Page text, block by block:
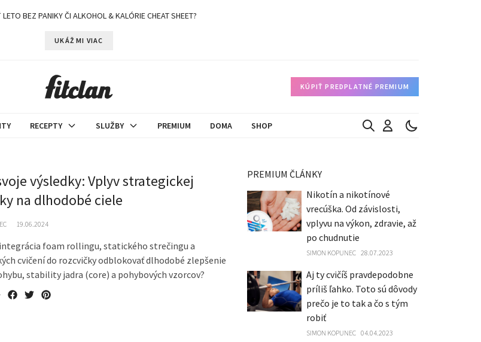
LETO BEZ PANIKY ČI ALKOHOL & KALÓRIE CHEAT SHEET?
UKÁŽ MI VIAC
KÚPIŤ PREDPLATNÉ PREMIUM
RECEPTY SLUŽBY PREMIUM DOMA SHOP
výsledky: Vplyv strategickej
na dlhodobé ciele
19.06.2024
foam rollingu, statického strečingu a
cvičení do rozcvičky odblokovať dlhodobé zlepšenie
stability jadra (core) a pohybových vzorcov?
PREMIUM ČLÁNKY
Nikotín a nikotínové
vrecúška. Od závislosti,
vplyvu na výkon, zdravie, až
po chudnutie
SIMON KOPUNEC 28.07.2023
Aj ty cvičíš pravdepodobne
príliš ľahko. Toto sú dôvody
prečo je to tak a čo s tým
robiť
SIMON KOPUNEC 04.04.2023